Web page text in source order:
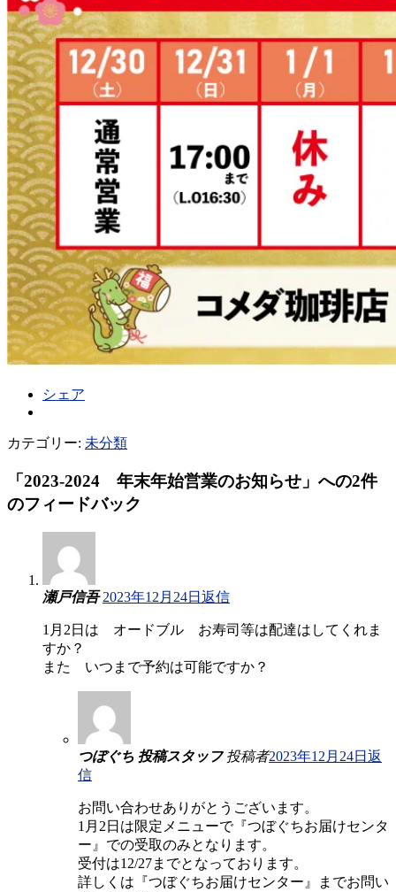
シェア
カテゴリー: 未分類
「2023-2024 年末年始営業のお知らせ 」への2件
のフィードバック
瀬戸信吾 2023年12月24日 返信
1月2日は オードブル お寿司等は配達はしてくれま
すか？
また いつまで予約は可能ですか？
つぼぐち 投稿スタッフ 投稿者2023年12月24日 返
信
お問い合わせありがとうございます。
1月2日は限定メニューで『つぼぐちお届けセンタ
ー』での受取のみとなります。
受付は12/27までとなっております。
詳しくは『つぼぐちお届けセンター』までお問い